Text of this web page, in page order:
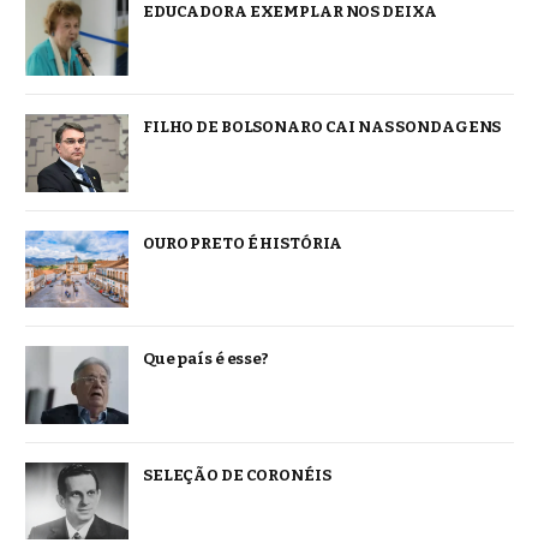
EDUCADORA EXEMPLAR NOS DEIXA
FILHO DE BOLSONARO CAI NAS SONDAGENS
OURO PRETO É HISTÓRIA
Que país é esse?
SELEÇÃO DE CORONÉIS